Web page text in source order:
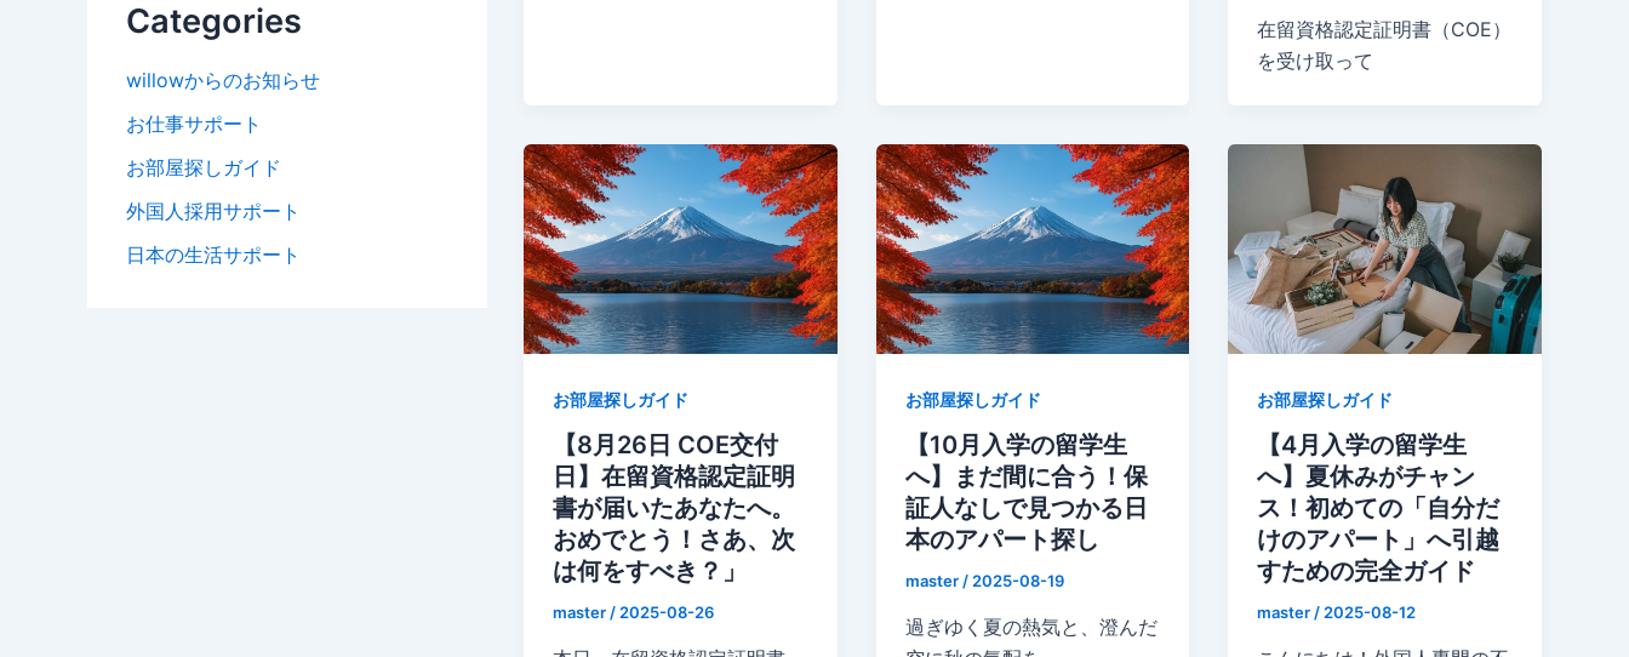
Categories
willowからのお知らせ
お仕事サポート
お部屋探しガイド
外国人採用サポート
日本の生活サポート
在留資格認定証明書（COE）
を受け取って
お部屋探しガイド
【8月26日 COE交付
日】在留資格認定証明
書が届いたあなたへ。
おめでとう！さあ、次
は何をすべき？」
master/2025-08-26
お部屋探しガイド
【10月入学の留学生
へ】まだ間に合う！保
証人なしで見つかる日
本のアパート探し
master/2025-08-19
過ぎゆく夏の熱気と、澄んだ
お部屋探しガイド
【4月入学の留学生
へ】夏休みがチャン
ス！初めての「自分だ
けのアパート」へ引越
すための完全ガイド
master/2025-08-12